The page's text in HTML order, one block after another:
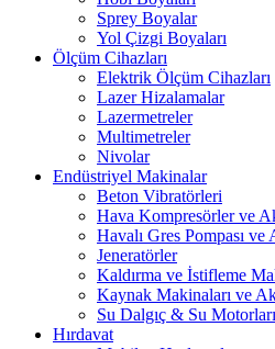
Sprey Boyalar
Yol Çizgi Boyaları
Ölçüm Cihazları
Elektrik Ölçüm Cihazları
Lazer Hizalamalar
Lazermetreler
Multimetreler
Nivolar
Endüstriyel Makinalar
Beton Vibratörleri
Hava Kompresörler ve
Havalı Gres Pompası ve
Jeneratörler
Kaldırma ve İstifleme
Kaynak Makinaları ve
Su Dalgıç & Su Motorları
Hırdavat